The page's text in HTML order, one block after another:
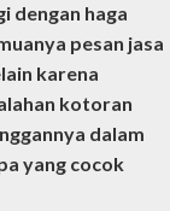
dengan haga
pesan jasa
karena
kotoran
dalam
yang cocok